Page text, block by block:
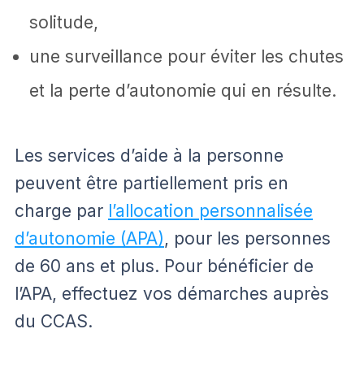
solitude,
une surveillance pour éviter les chutes
et la perte d’autonomie qui en résulte.
Les services d’aide à la personne
peuvent être partiellement pris en
charge par l’allocation personnalisée
d’autonomie (APA), pour les personnes
de 60 ans et plus. Pour bénéficier de
l’APA, effectuez vos démarches auprès
du CCAS.